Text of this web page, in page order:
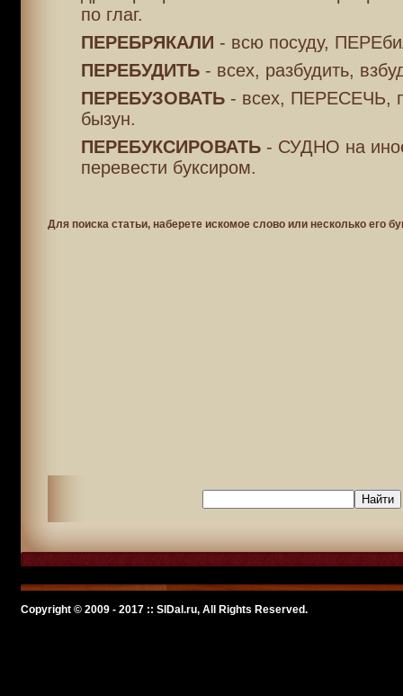
по глаг.
ПЕРЕБРЯКАЛИ - всю посуду,
ПЕРЕБУДИТЬ- всех, разбудить,
ПЕРЕБУЗОВАТЬ- всех, ПЕРЕСЕЧЬ,
бызун.
ПЕРЕБУКСИРОВАТЬ- СУДНО на
перевести буксиром.
Для поиска статьи, наберете искомое слово или несколько его
Copyright © 2009 - 2017 :: SlDal.ru, All Rights Reserved.